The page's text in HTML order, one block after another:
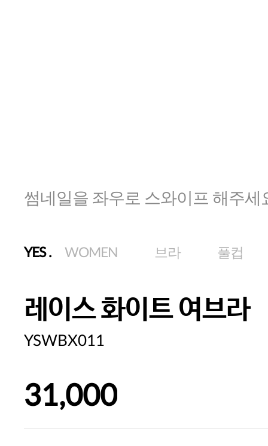
썸네일을 좌우로 스와이프 해주세
YES. WOMEN 브라 풀컵
레이스 화이트 여브라
YSWBX011
31,000